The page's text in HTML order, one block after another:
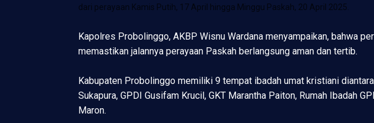
dari perayaan Kamis Putih, 17 April hingga Minggu Paskah, 20 April 2025.
Kapolres Probolinggo, AKBP Wisnu Wardana menyampaikan, bahwa
memastikan jalannya perayaan Paskah berlangsung aman dan tertib.
Kabupaten Probolinggo memiliki 9 tempat ibadah umat kristiani
Sukapura, GPDI Gusifam Krucil, GKT Marantha Paiton, Rumah Ibadah
Maron.